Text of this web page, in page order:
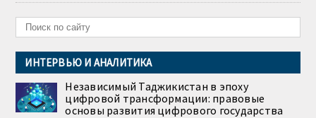
ИНТЕРВЬЮ И АНАЛИТИКА
Независимый Таджикистан в эпоху
цифровой трансформации: правовые
основы развития цифрового государства